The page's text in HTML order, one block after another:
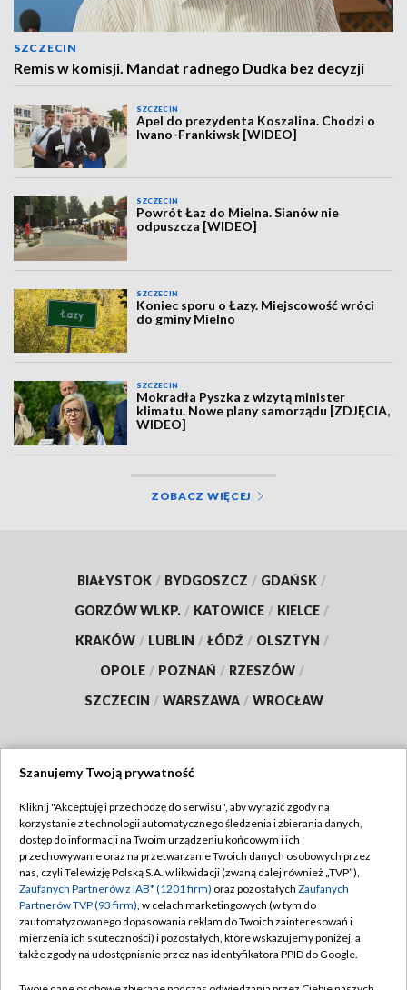
SZCZECIN
Remis w komisji. Mandat radnego Dudka bez decyzji
SZCZECIN
Apel do prezydenta Koszalina. Chodzi o
Iwano-Frankiwsk [WIDEO]
SZCZECIN
Powrót Łaz do Mielna. Sianów nie
odpuszcza [WIDEO]
SZCZECIN
Koniec sporu o Łazy. Miejscowość wróci
do gminy Mielno
SZCZECIN
Mokradła Pyszka z wizytą minister
klimatu. Nowe plany samorządu [ZDJĘCIA,
WIDEO]
ZOBACZ WIĘCEJ
BIAŁYSTOK / BYDGOSZCZ / GDAŃSK /
GORZÓW WLKP. / KATOWICE / KIELCE /
KRAKÓW / LUBLIN / ŁÓDŹ / OLSZTYN /
OPOLE / POZNAŃ / RZESZÓW /
SZCZECIN / WARSZAWA / WROCŁAW
TVP
Abonament TVP
Emisja w TVP
Centrum informacji TVP
Naziemna Telewizja Cyfrowa
Regulamin TVP
Polityka prywatności
Moje zgody
Pomoc
Szanujemy Twoją prywatność
Kliknij "Akceptuję i przechodzę do serwisu", aby wyrazić zgody na
korzystanie z technologii automatycznego śledzenia i zbierania danych,
dostęp do informacji na Twoim urządzeniu końcowym i ich
przechowywanie oraz na przetwarzanie Twoich danych osobowych przez
nas, czyli Telewizję Polską S.A. w likwidacji (zwaną dalej również „TVP”),
Zaufanych Partnerów z IAB* (1201 firm) oraz pozostałych Zaufanych
Partnerów TVP (93 firm), w celach marketingowych (w tym do
zautomatyzowanego dopasowania reklam do Twoich zainteresowań i
mierzenia ich skuteczności) i pozostałych, które wskazujemy poniżej, a
także zgody na udostępnianie przez nas identyfikatora PPID do Google.